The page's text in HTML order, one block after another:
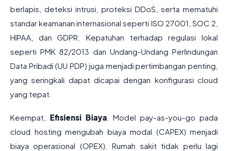
berlapis, deteksi intrusi, proteksi DDoS, serta mematuhi
standar keamanan internasional seperti ISO 27001, SOC 2,
HIPAA, dan GDPR. Kepatuhan terhadap regulasi lokal
seperti PMK 82/2013 dan Undang-Undang Perlindungan
Data Pribadi (UU PDP) juga menjadi pertimbangan penting,
yang seringkali dapat dicapai dengan konfigurasi cloud
yang tepat.
Keempat, Efisiensi Biaya. Model pay-as-you-go pada
cloud hosting mengubah biaya modal (CAPEX) menjadi
biaya operasional (OPEX). Rumah sakit tidak perlu lagi